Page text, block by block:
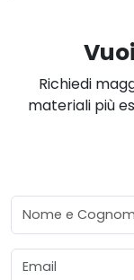
Richiedi
materiali più
Nome e Cognome
Email